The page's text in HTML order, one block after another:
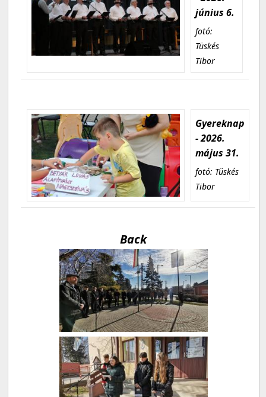
június 6.
fotó:
Tüskés
Tibor
Gyereknap
- 2026.
május 31.
fotó: Tüskés
Tibor
Back